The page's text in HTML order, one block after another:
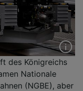
des Königreichs
Nationale
(NGBE), aber